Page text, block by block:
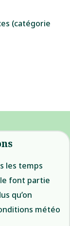
(catégorie
les temps
font partie
qu’on
météo